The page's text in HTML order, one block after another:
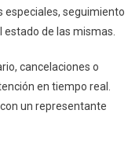
especiales, seguimiento
estado de las mismas.
cancelaciones o
en tiempo real.
un representante